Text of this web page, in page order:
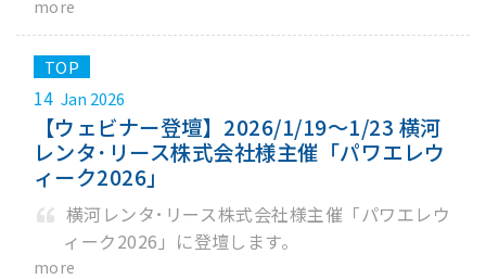
まして販売終了することとなりましたのでご案
内申し上げます。
more
14 Jan 2026
【ウェビナー登壇】2026/1/19～1/23 横河
レンタ･リース株式会社様主催「パワエレウ
ィーク2026」
横河レンタ･リース株式会社様主催「パワエレウ
ィーク2026」に登壇します。
more